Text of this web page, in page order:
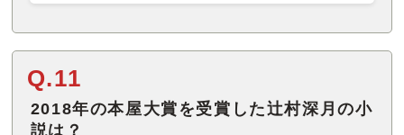
Q.11
2018年の本屋大賞を受賞した辻村深月の小
説は？